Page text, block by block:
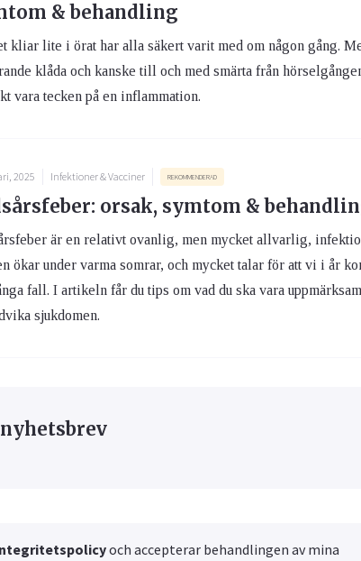
& behandling
kliar lite i örat har alla säkert varit med om någon gång.
klåda och kanske till och med smärta från
vara tecken på en inflammation.
2025 Infektioner & Vacciner REKOMMENDERAD
orsak, symtom &
är en relativt ovanlig, men mycket allvarlig,
ökar under varma somrar, och mycket talar för att vi i år
fall. I artikeln får du tips om vad du ska vara
sjukdomen.
och accepterar behandlingen av mina